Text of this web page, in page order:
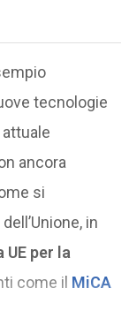
tecnologie
ancora
si
in
per la
come il MiCA